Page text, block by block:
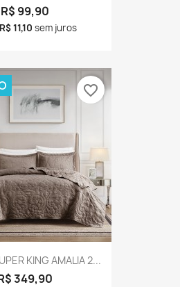
R$ 99,90
R$ 11,10 sem juros
KING AMALIA 2...
349,90
favorite_border